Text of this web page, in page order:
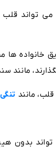
تواند قلب
خانواده
مانند
مانند
بدون